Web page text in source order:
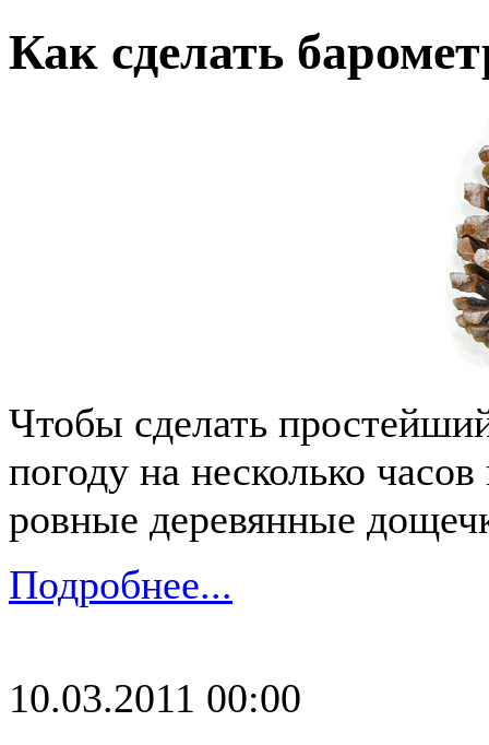
Как сделать
Чтобы сделать
погоду на несколько
ровные деревянные
Подробнее...
10.03.2011 00:00